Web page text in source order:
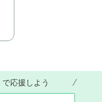
応援しよう